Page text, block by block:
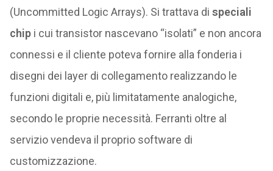
(Uncommitted Logic Arrays). Si trattava di speciali
chipi cui transistor nascevano “isolati” e non ancora
connessi e il cliente poteva fornire alla fonderia i
disegni dei layer di collegamento realizzando le
funzioni digitali e, più limitatamente analogiche,
secondo le proprie necessità. Ferranti oltre al
servizio vendeva il proprio software di
customizzazione.